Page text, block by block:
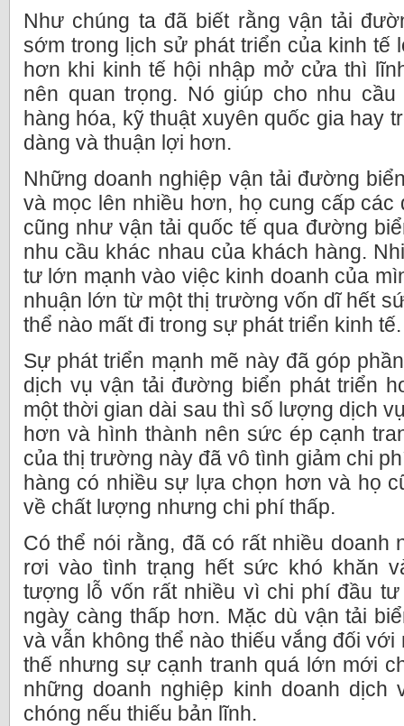
Như chúng ta đã biết rằng vận tải
sớm trong lịch sử phát triển của kinh tế
hơn khi kinh tế hội nhập mở cửa thì
nên quan trọng. Nó giúp cho nhu
hàng hóa, kỹ thuật xuyên quốc gia hay
dàng và thuận lợi hơn.
Những doanh nghiệp vận tải đường
và mọc lên nhiều hơn, họ cung cấp các
cũng như vận tải quốc tế qua đường
nhu cầu khác nhau của khách hàng.
tư lớn mạnh vào việc kinh doanh của
nhuận lớn từ một thị trường vốn dĩ hết
thể nào mất đi trong sự phát triển kinh tế.
Sự phát triển mạnh mẽ này đã góp
dịch vụ vận tải đường biển phát triển
một thời gian dài sau thì số lượng dịch
hơn và hình thành nên sức ép cạnh
của thị trường này đã vô tình giảm chi
hàng có nhiều sự lựa chọn hơn và họ
về chất lượng nhưng chi phí thấp.
Có thể nói rằng, đã có rất nhiều doanh
rơi vào tình trạng hết sức khó khăn
tượng lỗ vốn rất nhiều vì chi phí đầu
ngày càng thấp hơn. Mặc dù vận tải
và vẫn không thể nào thiếu vắng đối
thế nhưng sự cạnh tranh quá lớn mới
những doanh nghiệp kinh doanh dịch
chóng nếu thiếu bản lĩnh.